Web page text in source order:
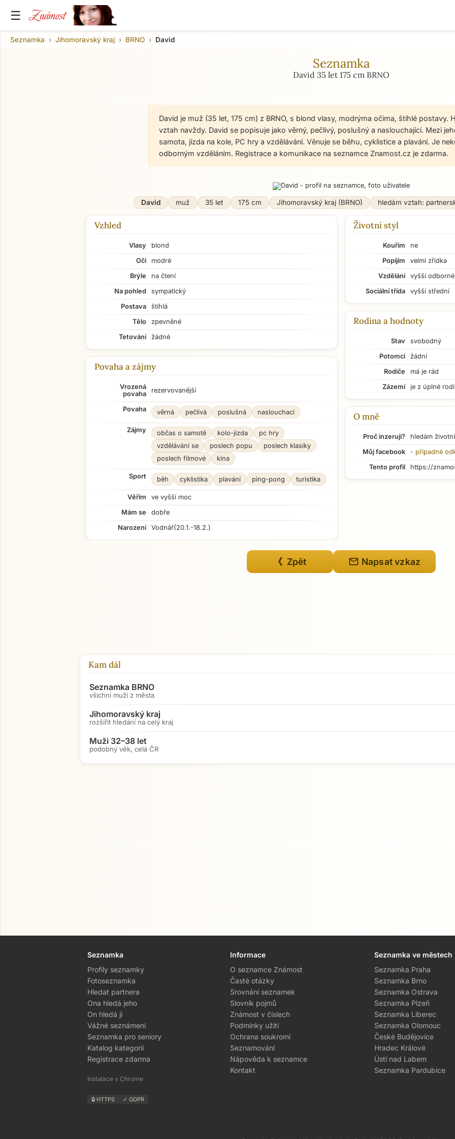
☰ Známost
Seznamka Jihomoravský kraj BRNO David
Seznamka
David 35 let 175 cm BRNO
David je muž (35 let, 175 cm) z BRNO, s blond vlasy, modrýma očima, štíhlé postavy.
vztah navždy. David se popisuje jako věrný, pečlivý, poslušný a naslouchající. Mezi
samota, jízda na kole, PC hry a vzdělávání. Věnuje se běhu, cyklistice a plavání. Je
odborným vzděláním. Registrace a komunikace na seznamce Znamost.cz je zdarma.
David muž 35 let 175 cm Jihomoravský kraj (BRNO) hledám vztah:
Vzhled
Vlasy
blond
Oči
modré
Brýle
na čtení
Na pohled
sympatický
Postava
štíhlá
Tělo
zpevněné
Tetování
žádné
Povaha a zájmy
Vrozená
povaha
rezervovanější
Povaha věrná pečlivá poslušná naslouchací
Zájmy občas o samotě kolo-jízda
pc hry
vzdělávání se
poslech popu
poslech klasiky
poslech filmové
kina
Sport běh cyklistika plavání ping-pong turistika
Věřím
ve vyšší moc
Mám se
dobře
Narození
Vodnář(20.1.-18.2.)
Životní styl
Kouřím
ne
Popíjím
velmi zřídka
Vzdělání
vyšší odborné
Sociální třída
vyšší střední
Rodina a hodnoty
Stav
svobodný
Potomci
žádní
Rodiče
má je rád
Zázemí
je z úplné
O mně
Proč inzeruji?
hledám
Můj facebook
- případné
Tento profil
https://
《 Zpět mail Napsat vzkaz
Kam dál
Seznamka BRNO
všichni muži z města
Jihomoravský kraj
rozšířit hledání na celý kraj
Muži 32–38 let
podobný věk, celá ČR
Seznamka
Profily seznamky
Fotoseznamka
Hledat partnera
Ona hledá jeho
On hledá ji
Vážné seznámení
Seznamka pro seniory
Katalog kategorií
Registrace zdarma
Instalace v Chrome
🔒 HTTPS ✓ GDPR
Informace
O seznamce Známost
Časté otázky
Srovnání seznamek
Slovník pojmů
Známost v číslech
Podmínky užití
Ochrana soukromí
Seznamování
Nápověda k seznamce
Kontakt
Seznamka ve městech
Seznamka Praha
Seznamka Brno
Seznamka Ostrava
Seznamka Plzeň
Seznamka Liberec
Seznamka Olomouc
České Budějovice
Hradec Králové
Ústí nad Labem
Seznamka Pardubice